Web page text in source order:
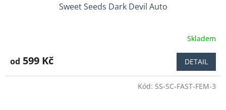
Sweet Seeds Dark Devil Auto
produktu
4,0
Skladem
od 599 Kč DETAIL
Kód: SS-SC-FAST-FEM-3